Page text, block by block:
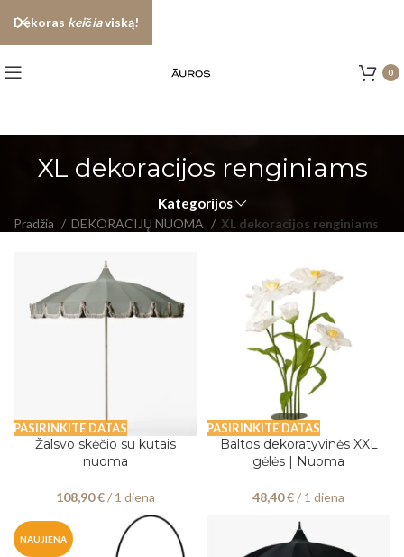
0
XL dekoracijos renginiams
Kategorijos
Pradžia DEKORACIJŲ NUOMA XL dekoracijos renginiams
PASIRINKITE DATAS
Žalsvo skėčio su kutais
nuoma
108,90€/ 1 diena
PASIRINKITE DATAS
Baltos dekoratyvinės XXL
gėlės | Nuoma
48,40€/ 1 diena
NAUJIENA
Dekoras keičiaviską!